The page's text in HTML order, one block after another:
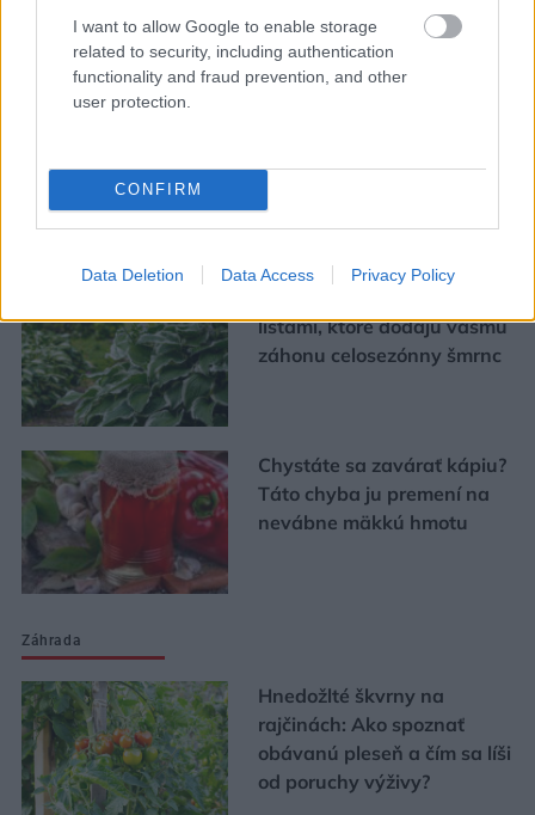
I want to allow Google to enable storage
related to security, including authentication
functionality and fraud prevention, and other
user protection.
CONFIRM
Data Deletion Data Access Privacy Policy
Ján Palenčár: Ak neurobíme
listami, ktoré dodajú vášmu
záhonu celosezónny šmrnc
Chystáte sa zavárať kápiu?
Táto chyba ju premení na
nevábne mäkkú hmotu
Záhrada
Hnedožlté škvrny na
rajčinách: Ako spoznať
obávanú pleseň a čím sa líši
od poruchy výživy?